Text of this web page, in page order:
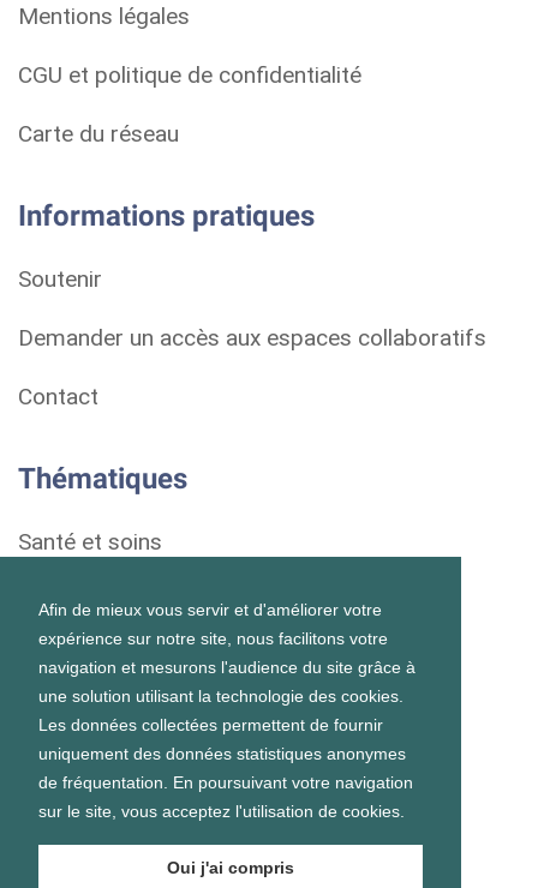
Afin de mieux vous servir et d'améliorer votre
expérience sur notre site, nous facilitons votre
navigation et mesurons l'audience du site grâce à
une solution utilisant la technologie des cookies.
Les données collectées permettent de fournir
uniquement des données statistiques anonymes
de fréquentation. En poursuivant votre navigation
sur le site, vous acceptez l'utilisation de cookies.
Oui j'ai compris
Mentions légales
CGU et politique de confidentialité
Carte du réseau
Informations pratiques
Soutenir
Demander un accès aux espaces collaboratifs
Contact
Thématiques
Santé et soins
Droits et démarches
Habitat
Formation et vie scolaire
Emploi et vie professionnelle